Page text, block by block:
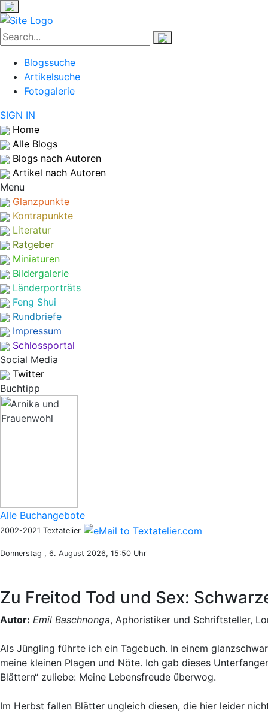
Blogssuche
Artikelsuche
Fotogalerie
SIGN IN
Home
Alle Blogs
Blogs nach Autoren
Artikel nach Autoren
Menu
Glanzpunkte
Kontrapunkte
Literatur
Ratgeber
Miniaturen
Bildergalerie
Länderporträts
Feng Shui
Rundbriefe
Impressum
Schlossportal
Social Media
Twitter
Buchtipp
Alle Buchangebote
2002-2021 Textatelier
Donnerstag , 6. August 2026, 15:50 Uhr
Zu Freitod Tod und Sex:
Autor: Emil Baschnonga, Aphoristiker und Schriftsteller,
Als Jüngling führte ich ein Tagebuch. In einem
meine kleinen Plagen und Nöte. Ich gab dieses
Blättern“ zuliebe: Meine Lebensfreude überwog.
Im Herbst fallen Blätter ungleich diesen, die hier leider